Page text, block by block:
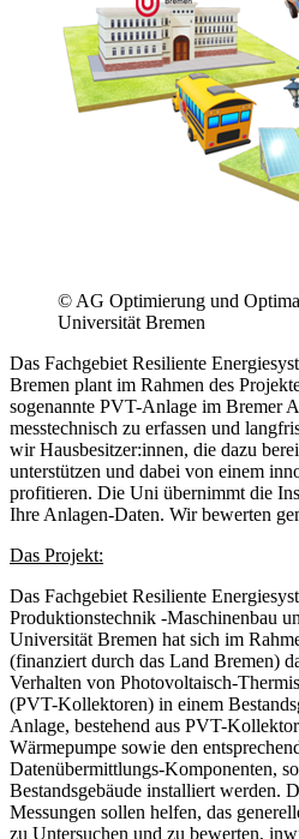
© AG Optimierung und
Universität Bremen
Das Fachgebiet Resiliente
Bremen plant im Rahmen des
sogenannte PVT-Anlage im Bremer
messtechnisch zu erfassen und
wir Hausbesitzer:innen, die dazu
unterstützen und dabei von einem
profitieren. Die Uni übernimmt die
Ihre Anlagen-Daten. Wir bewerten
Das Projekt:
Das Fachgebiet Resiliente
Produktionstechnik -Maschinenbau
Universität Bremen hat sich im
(finanziert durch das Land Bremen)
Verhalten von Photovoltaisch-
(PVT-Kollektoren) in einem
Anlage, bestehend aus PVT-
Wärmepumpe sowie den
Datenübermittlungs-Komponenten,
Bestandsgebäude installiert werden.
Messungen sollen helfen, das
zu Untersuchen und zu bewerten,